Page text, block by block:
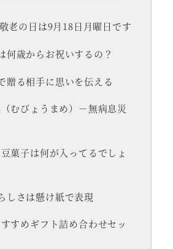
老の日は9月18日月曜日です
何歳からお祝いするの？
贈る相手に思いを伝える
むびょうまめ）－無病息災
菓子は何が入ってるでしょ
しさは懸け紙で表現
すめギフト詰め合わせセッ